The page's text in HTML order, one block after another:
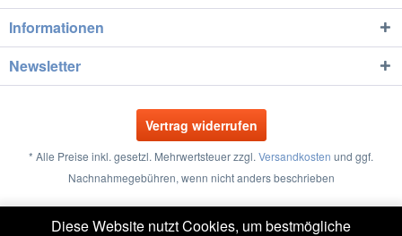
Informationen
Newsletter
Vertrag widerrufen
* Alle Preise inkl. gesetzl. Mehrwertsteuer zzgl. Versandkosten und ggf.
Nachnahmegebühren, wenn nicht anders beschrieben
Diese Website nutzt Cookies, um bestmögliche